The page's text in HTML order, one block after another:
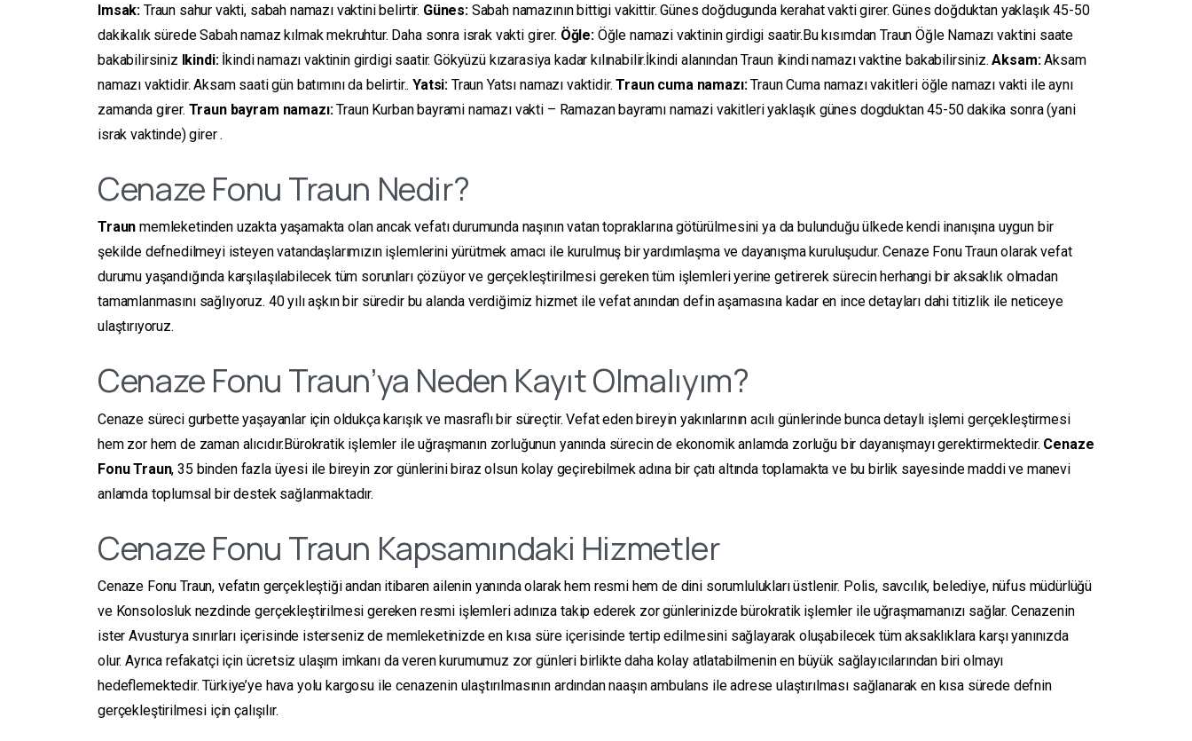
Imsak: Traun sahur vakti, sabah namazı vaktini belirtir. Günes:Sabah namazının bittigi vakittir. Günes doğdugunda kerahat vakti girer. Günes doğduktan yaklaşık 45-50
dakikalık sürede Sabah namaz kılmak mekruhtur. Daha sonra israk vakti girer. Öğle:Öğle namazi vaktinin girdigi saatir.Bu kısımdan Traun Öğle Namazı vaktini saate
bakabilirsiniz Ikindi:İkindi namazı vaktinin girdigi saatir. Gökyüzü kızarasiya kadar kılınabilir.İkindi alanından Traun ikindi namazı vaktine bakabilirsiniz.Aksam:Aksam
namazı vaktidir. Aksam saati gün batımını da belirtir..Yatsi: Traun Yatsı namazı vaktidir.Traun cuma namazı:Traun Cuma namazı vakitleri öğle namazı vakti ile aynı
zamanda girer. Traun bayram namazı:Traun Kurban bayrami namazı vakti – Ramazan bayramı namazi vakitleri yaklaşık günes dogduktan 45-50 dakika sonra (yani
israk vaktinde) girer .
Cenaze Fonu Traun Nedir?
Traun memleketinden uzakta yaşamakta olan ancak vefatı durumunda naşının vatan topraklarına götürülmesini ya da bulunduğu ülkede kendi inanışına uygun bir
şekilde defnedilmeyi isteyen vatandaşlarımızın işlemlerini yürütmek amacı ile kurulmuş bir yardımlaşma ve dayanışma kuruluşudur. Cenaze Fonu Traun olarak vefat
durumu yaşandığında karşılaşılabilecek tüm sorunları çözüyor ve gerçekleştirilmesi gereken tüm işlemleri yerine getirerek sürecin herhangi bir aksaklık olmadan
tamamlanmasını sağlıyoruz. 40 yılı aşkın bir süredir bu alanda verdiğimiz hizmet ile vefat anından defin aşamasına kadar en ince detayları dahi titizlik ile neticeye
ulaştırıyoruz.
Cenaze Fonu Traun’ya Neden Kayıt Olmalıyım?
Cenaze süreci gurbette yaşayanlar için oldukça karışık ve masraflı bir süreçtir. Vefat eden bireyin yakınlarının acılı günlerinde bunca detaylı işlemi gerçekleştirmesi
hem zor hem de zaman alıcıdır.Bürokratik işlemler ile uğraşmanın zorluğunun yanında sürecin de ekonomik anlamda zorluğu bir dayanışmayı gerektirmektedir. Cenaze
FonuTraun, 35 binden fazla üyesi ile bireyin zor günlerini biraz olsun kolay geçirebilmek adına bir çatı altında toplamakta ve bu birlik sayesinde maddi ve manevi
anlamda toplumsal bir destek sağlanmaktadır.
Cenaze Fonu Traun Kapsamındaki Hizmetler
Cenaze Fonu Traun, vefatın gerçekleştiği andan itibaren ailenin yanında olarak hem resmi hem de dini sorumlulukları üstlenir. Polis, savcılık, belediye, nüfus müdürlüğü
ve Konsolosluk nezdinde gerçekleştirilmesi gereken resmi işlemleri adınıza takip ederek zor günlerinizde bürokratik işlemler ile uğraşmamanızı sağlar. Cenazenin
ister Avusturya sınırları içerisinde isterseniz de memleketinizde en kısa süre içerisinde tertip edilmesini sağlayarak oluşabilecek tüm aksaklıklara karşı yanınızda
olur. Ayrıca refakatçi için ücretsiz ulaşım imkanı da veren kurumumuz zor günleri birlikte daha kolay atlatabilmenin en büyük sağlayıcılarından biri olmayı
hedeflemektedir. Türkiye’ye hava yolu kargosu ile cenazenin ulaştırılmasının ardından naaşın ambulans ile adrese ulaştırılması sağlanarak en kısa sürede defnin
gerçekleştirilmesi için çalışılır.